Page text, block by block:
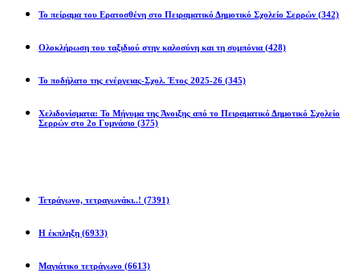
Το πείραμα του Ερατοσθένη στο Πειραματικό Δημοτικό Σχολείο Σερρών (342)
Ολοκλήρωση του ταξιδιού στην καλοσύνη και τη συμπόνια (428)
Το ποδήλατο της ενέργειας-Σχολ. Έτος 2025-26 (345)
Χελιδονίσματα: Το Μήνυμα της Άνοιξης από το Πειραματικό Δημοτικό Σχολείο
Σερρών στο 2ο Γυμνάσιο (375)
Τετράγωνο, τετραγωνάκι..! (7391)
Η έκπληξη (6933)
Μαγιάτικο τετράγωνο (6613)